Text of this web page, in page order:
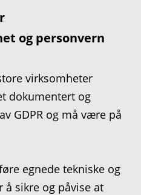
og personvern
virksomheter
dokumentert og
GDPR og må være på
egnede tekniske og
sikre og påvise at